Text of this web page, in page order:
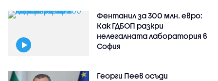
Фентанил за 300 млн. евро:
Как ГДБОП разкри
нелегалната лаборатория в
София
Георги Пеев осъди